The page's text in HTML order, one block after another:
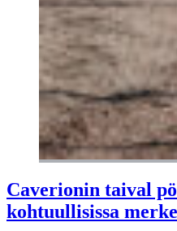
Caverionin taival
kohtuullisissa